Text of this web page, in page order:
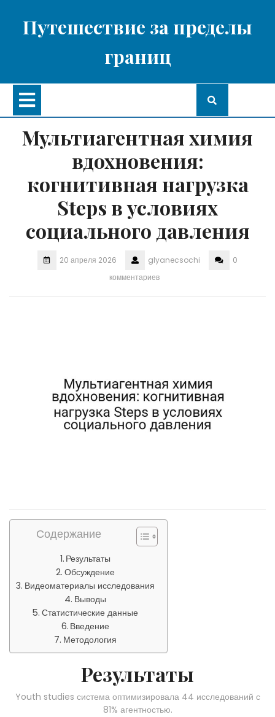
содержимому
Путешествие за пределы
границ
Открыть
Мультиагентная химия
вдохновения:
когнитивная нагрузка
Steps в условиях
социального давления
20 апреля 2026 glyanecsochi
0
комментариев
Содержание
Результаты
Обсуждение
Видеоматериалы исследования
Выводы
Статистические данные
Введение
Методология
Результаты
Youth studies система оптимизировала 44 исследований с
81% агентностью.